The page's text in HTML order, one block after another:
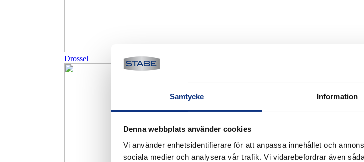
Samtycke Information
Denna webbplats använder cookies
Vi använder enhetsidentifierare för att anpassa innehållet och
sociala medier och analysera vår trafik. Vi vidarebefordrar även
Drossel